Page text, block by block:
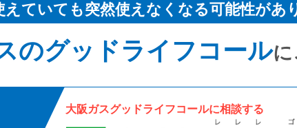
えていても突然使えなくなる可能性があ
のグッドライフコールに
大阪ガスグッドライフコールに相談する